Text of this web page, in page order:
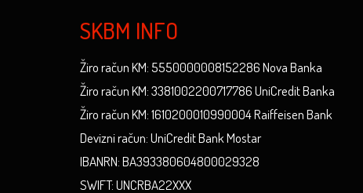
SKBM INFO
Žiro račun KM: 5550000008152286 Nova Banka
Žiro račun KM: 3381002200717786 UniCredit Banka
Žiro račun KM: 1610200010990004 Raiffeisen Bank
Devizni račun: UniCredit Bank Mostar
IBANRN: BA393380604800029328
SWIFT: UNCRBA22XXX